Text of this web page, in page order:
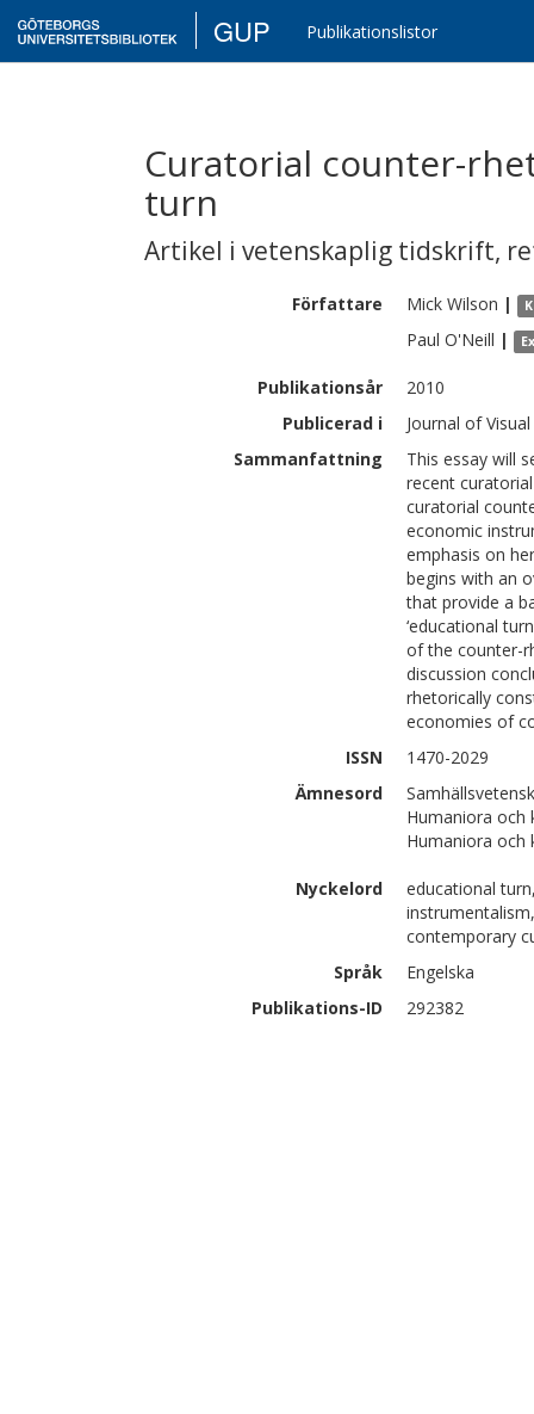
GUP Publikationslistor
Curatorial counter-
turn
Artikel i vetenskaplig tidskrift,
Författare Mick Wilson |
Paul O'Neill |
Publikationsår
2010
Publicerad i
Journal of
Sammanfattning
This essay will
recent
curatorial
economic
emphasis on
begins with an
that provide a
‘educational
of the counter-
discussion
rhetorically
economies of
ISSN
1470-2029
Ämnesord
Humaniora
Humaniora
Nyckelord
educational
contemporary
Språk
Engelska
Publikations-ID
292382